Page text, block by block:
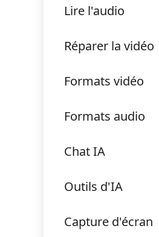
Lire l'audio
Réparer la vidéo
Formats vidéo
Formats audio
Chat IA
Outils d'IA
Capture d'écran